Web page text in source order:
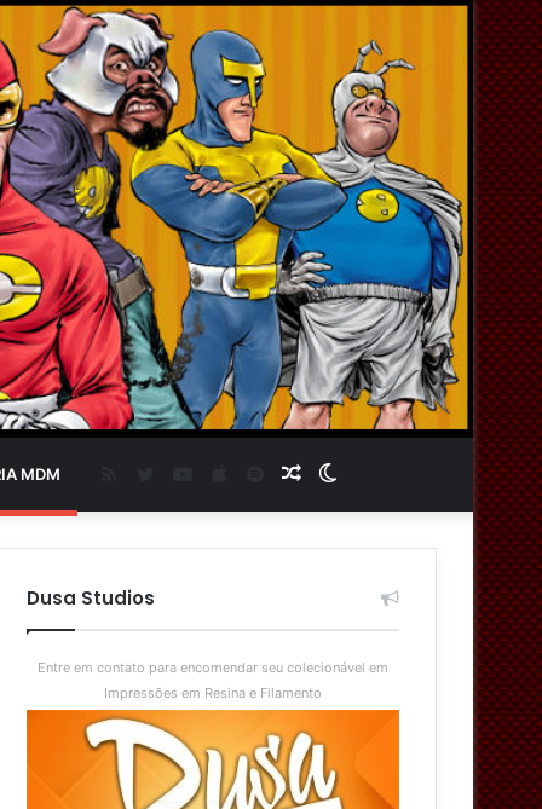
MDM
skin
Artigo
aleatório
Spotify
Dusa Studios
Entre em contato para encomendar seu colecionável em
Impressões em Resina e Filamento